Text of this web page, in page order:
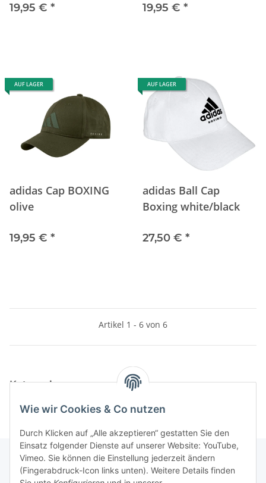
19,95 € * 19,95 € *
AUF LAGER
adidas Cap BOXING
olive
19,95 € *
AUF LAGER
adidas Ball Cap
Boxing white/black
27,50 € *
Artikel 1 - 6 von 6
Kategorien
Wie wir Cookies & Co nutzen
Durch Klicken auf „Alle akzeptieren“ gestatten Sie den
Einsatz folgender Dienste auf unserer Website: YouTube,
Vimeo. Sie können die Einstellung jederzeit ändern
(Fingerabdruck-Icon links unten). Weitere Details finden